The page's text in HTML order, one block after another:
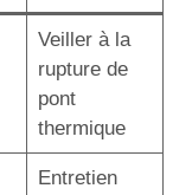
Veiller à la
rupture de
pont
thermique
Entretien